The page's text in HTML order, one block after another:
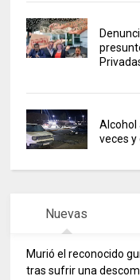
Alcohol
veces y
Nuevas
Murió el reconocido
tras sufrir una